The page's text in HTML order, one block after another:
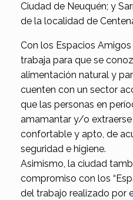
Ciudad de Neuquén; y
de la localidad de
Con los Espacios
trabaja para que se
alimentación natural y
cuenten con un sector
que las personas en
amamantar y/o
confortable y apto, de
seguridad e higiene.
Asimismo, la ciudad
compromiso con los
del trabajo realizado por